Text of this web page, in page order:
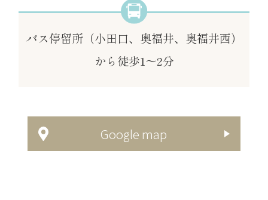
バス停留所（小田口、奥福井、奥福井西）
から徒歩1～2分
Google map